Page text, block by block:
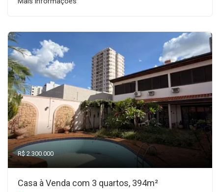
R$ 2.300.000
Casa à Venda com 3 quartos, 394m²